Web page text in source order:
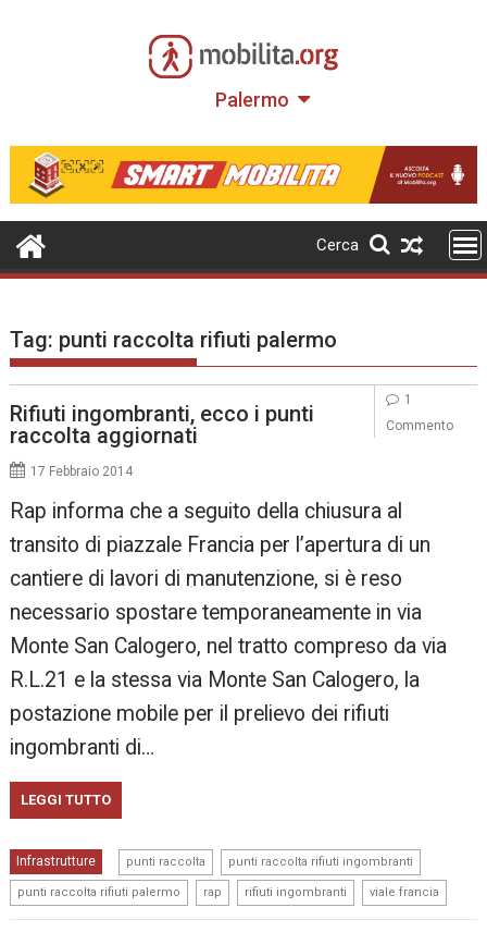
Palermo
Cerca
Tag: punti raccolta rifiuti palermo
Rifiuti ingombranti, ecco i punti
raccolta aggiornati
17 Febbraio 2014
Rap informa che a seguito della chiusura al
transito di piazzale Francia per l’apertura di un
cantiere di lavori di manutenzione, si è reso
necessario spostare temporaneamente in via
Monte San Calogero, nel tratto compreso da via
R.L.21 e la stessa via Monte San Calogero, la
postazione mobile per il prelievo dei rifiuti
ingombranti di…
LEGGI TUTTO
Infrastrutture punti raccolta punti raccolta rifiuti ingombranti
punti raccolta rifiuti palermo rap rifiuti ingombranti viale francia
1
Commento